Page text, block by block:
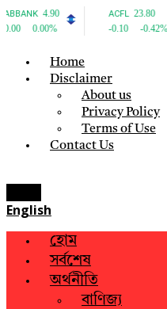
Home
Disclaimer
About us
Privacy Policy
Terms of Use
Contact Us
English
হোম
সর্বশেষ
অর্থনীতি
বাণিজ্য